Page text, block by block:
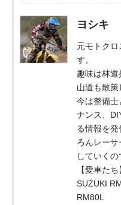
ヨシキ
元モトク
す。
趣味は林
山道も散策
今は整備士
ナンス、
る情報を
ろんレー
していくの
【愛車たち
SUZUKI
RM80L